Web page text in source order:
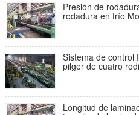
Presión de
rodadura en frío
de rodadura
Sistema de control
pilger de cuatro
hasta 4500KN
Longitud de